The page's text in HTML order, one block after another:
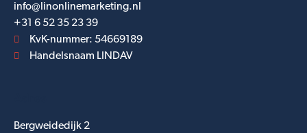
info@linonlinemarketing.nl
+31 6 52 35 23 39
KvK-nummer: 54669189
Handelsnaam LINDAV
Bergweidedijk 2